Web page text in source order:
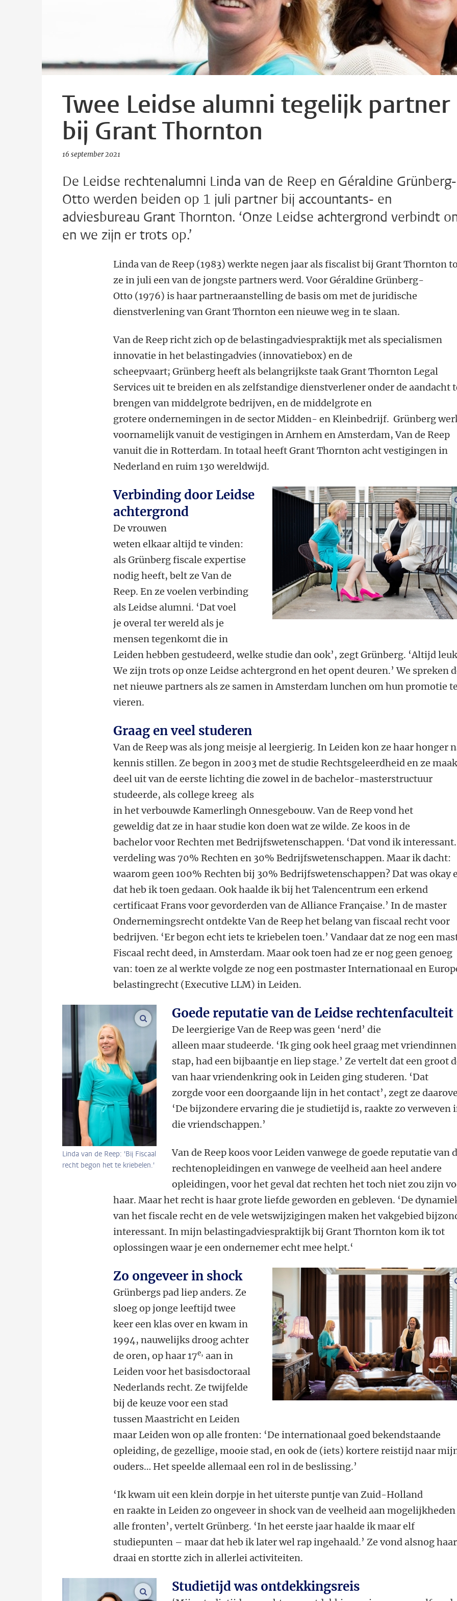
Twee Leidse alumni tegelijk partner
bij Grant Thornton
16 september 2021
De Leidse rechtenalumni Linda van de Reep en Géraldine Grünberg-
Otto werden beiden op 1 juli partner bij accountants- en
adviesbureau Grant Thornton. ‘Onze Leidse achtergrond verbindt
en we zijn er trots op.’
Linda van de Reep (1983) werkte negen jaarals fiscalist bij Grant Thornton
ze in juli een van de jongste partners werd. Voor Géraldine Grünberg-
Otto (1976) is haar partneraanstelling de basis om met de juridische
dienstverlening van Grant Thornton een nieuwe weg in te slaan.
Van de Reep richt zich op de belastingadviespraktijk met als specialismen
innovatie in het belastingadvies (innovatiebox) en de
scheepvaart;Grünbergheeft als belangrijkste taak Grant Thornton Legal
Services uit te breiden en als zelfstandige dienstverlener onder de aandacht
brengen van middelgrote bedrijven, en de middelgrote en
grotere ondernemingen in de sector Midden- en Kleinbedrijf.Grünberg
voornamelijk vanuit de vestigingen in Arnhem en Amsterdam, Van de Reep
vanuit die in Rotterdam. In totaal heeft Grant Thornton acht vestigingen in
Nederland en ruim 130 wereldwijd.
Verbinding door Leidse
achtergrond
De vrouwen
weten elkaar altijd te vinden:
als Grünberg fiscale expertise
nodig heeft, belt ze Van de
Reep. En ze voelen verbinding
als Leidse alumni. ‘Dat voel
je overal ter wereld als je
mensen tegenkomt die in
Leiden hebben gestudeerd, welke studie dan ook’, zegt Grünberg. ‘Altijd
We zijn trots op onze Leidse achtergrond en het opent deuren.’ We spreken
net nieuwe partners als ze samen in Amsterdam lunchen om hun promotie te
vieren.
Graag en veel studeren
Van de Reep was als jong meisje al leergierig. In Leiden kon ze haar honger
kennis stillen. Ze begon in 2003 met de studie Rechtsgeleerdheid en ze
deel uit van de eerste lichting die zowel in de bachelor-masterstructuur
studeerde, als college kreeg als
in het verbouwde Kamerlingh Onnesgebouw. Van de Reep vond het
geweldig dat ze in haar studie kon doen wat ze wilde. Ze koos in de
bachelor voor Rechten met Bedrijfswetenschappen. ‘Dat vond ik interessant.
verdeling was 70% Rechten en 30% Bedrijfswetenschappen. Maar ik dacht:
waarom geen 100% Rechten bij 30% Bedrijfswetenschappen? Dat was okay
dat heb ik toen gedaan. Ook haalde ik bij het Talencentrum een erkend
certificaat Frans voor gevorderden van de Alliance Française.’ In de master
Ondernemingsrecht ontdekte Van de Reep het belang van fiscaal recht voor
bedrijven. ‘Er begon echt iets te kriebelen toen.’ Vandaar dat ze nog een
Fiscaal recht deed, in Amsterdam. Maar ook toen had ze er nog geen genoeg
van: toen ze al werkte volgde ze nog een postmaster Internationaal en
belastingrecht (Executive LLM) in Leiden.
Linda van de Reep: 'Bij Fiscaal
recht begon het te kriebelen.'
vergroot afbeeldingen
Goede reputatie van de Leidse rechtenfaculteit
De leergierige Van de Reep was geen ‘nerd’ die
alleen maar studeerde. ‘Ik ging ook heel graag met
stap, had een bijbaantje en liep stage.’ Ze vertelt dat een groot
van haar vriendenkring ook in Leiden ging studeren. ‘Dat
zorgde voor een doorgaande lijn in het contact’, zegt ze
‘De bijzondere ervaring die je studietijd is, raakte zo verweven
die vriendschappen.’
Van de Reep koos voor Leiden vanwege de goede reputatie van
rechtenopleidingen en vanwege de veelheid aan heel andere
opleidingen, voor het geval dat rechten het toch niet zou zijn
haar. Maar het recht is haar grote liefde geworden en gebleven. ‘De
van het fiscale recht en de vele wetswijzigingen maken het vakgebied
interessant. In mijn belastingadviespraktijk bij Grant Thornton kom ik tot
oplossingen waar je een ondernemer echt mee helpt.‘
Zo ongeveer in shock
Grünbergs pad liep anders. Ze
sloeg op jonge leeftijd twee
keer een klas over en kwam in
1994, nauwelijks droog achter
de oren, op haar 17e, aan in
Leiden voor het basisdoctoraal
Nederlands recht. Ze twijfelde
bij de keuze voor een stad
tussen Maastricht en Leiden
maar Leiden won op alle fronten: ‘De internationaal goed bekendstaande
opleiding, de gezellige, mooie stad, en ook de (iets) kortere reistijd naar
ouders… Het speelde allemaal een rol in de beslissing.’
‘Ik kwam uit een klein dorpje in het uiterste puntje van Zuid-Holland
en raakte in Leiden zo ongeveer in shock van de veelheid aan
alle fronten’, vertelt Grünberg. ‘In het eerste jaar haalde ik maar elf
studiepunten – maar dat heb ik later wel rap ingehaald.’ Ze vond alsnog haar
draai en stortte zich in allerlei activiteiten.
vergroot afbeeldingen
Studietijd was ontdekkingsreis